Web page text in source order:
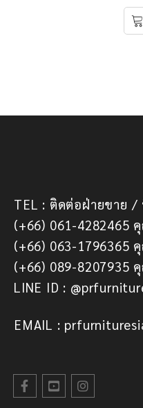
TEL : ติดต่อฝ่ายขาย
(+66) 061-4282465
(+66) 063-1796365
(+66) 089-8207935
LINE ID :
EMAIL :